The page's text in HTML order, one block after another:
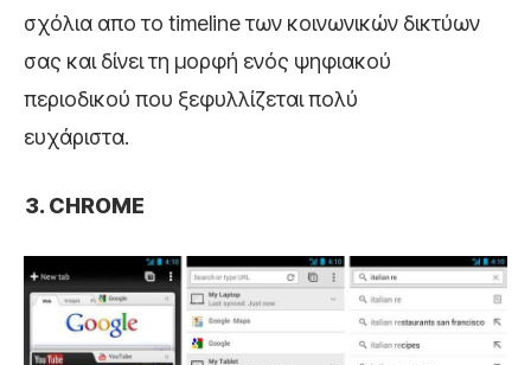
σχόλια απο το timeline των κοινωνικών δικτύων
σας και δίνει τη μορφή ενός ψηφιακού
περιοδικού που ξεφυλλίζεται πολύ
ευχάριστα.
CHROME